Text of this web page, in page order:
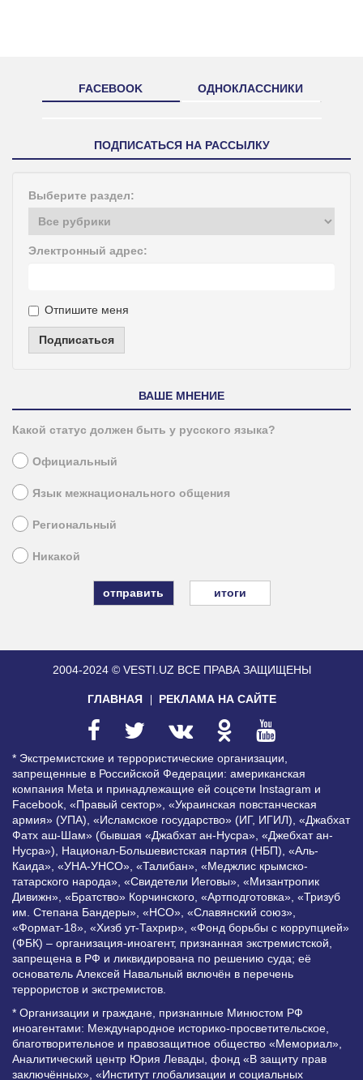
FACEBOOK ОДНОКЛАССНИКИ
ПОДПИСАТЬСЯ НА РАССЫЛКУ
Выберите раздел:
Электронный адрес:
Отпишите меня
Подписаться
ВАШЕ МНЕНИЕ
Какой статус должен быть у русского языка?
Официальный
Язык межнационального общения
Региональный
Никакой
итоги
2004-2024 © VESTI.UZ ВСЕ ПРАВА ЗАЩИЩЕНЫ
ГЛАВНАЯ РЕКЛАМА НА САЙТЕ
* Экстремистские и террористические организации,
запрещенные в Российской Федерации: американская
компания Meta и принадлежащие ей соцсети Instagram и
Facebook, «Правый сектор», «Украинская повстанческая
армия» (УПА), «Исламское государство» (ИГ, ИГИЛ), «Джабхат
Фатх аш-Шам» (бывшая «Джабхат ан-Нусра», «Джебхат ан-
Нусра»), Национал-Большевистская партия (НБП), «Аль-
Каида», «УНА-УНСО», «Талибан», «Меджлис крымско-
татарского народа», «Свидетели Иеговы», «Мизантропик
Дивижн», «Братство» Корчинского, «Артподготовка», «Тризуб
им. Степана Бандеры», «НСО», «Славянский союз»,
«Формат-18», «Хизб ут-Тахрир», «Фонд борьбы с коррупцией»
(ФБК) – организация-иноагент, признанная экстремистской,
запрещена в РФ и ликвидирована по решению суда; её
основатель Алексей Навальный включён в перечень
террористов и экстремистов.
* Организации и граждане, признанные Минюстом РФ
иноагентами: Международное историко-просветительское,
благотворительное и правозащитное общество «Мемориал»,
Аналитический центр Юрия Левады, фонд «В защиту прав
заключённых», «Институт глобализации и социальных